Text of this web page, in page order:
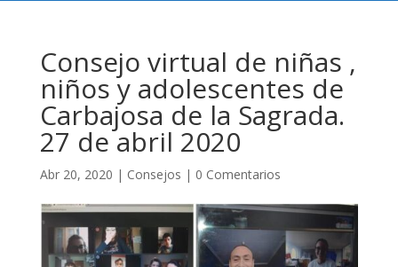
Consejo virtual de niñas ,
niños y adolescentes de
Carbajosa de la Sagrada.
27 de abril 2020
Abr 20, 2020 | Consejos | 0 Comentarios